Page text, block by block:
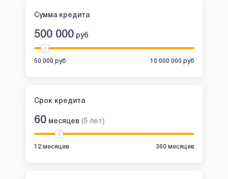
Сумма кредита
500 000 руб
50 000 руб 10 000 000 руб
Срок кредита
60 месяцев (5 лет)
12 месяцев 360 месяцев